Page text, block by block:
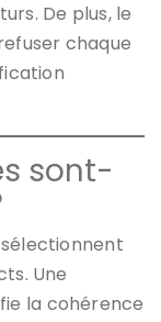
De plus, le
chaque
sont-
Une
la cohérence